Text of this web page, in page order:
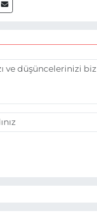
siyasi konulara yer